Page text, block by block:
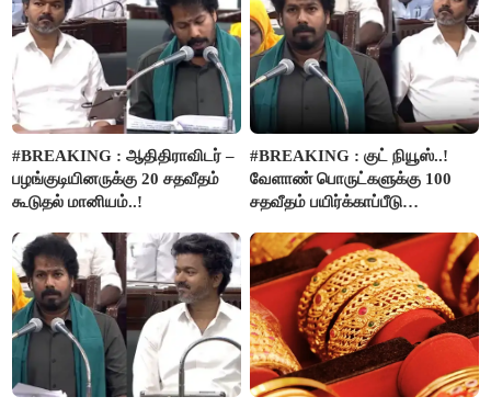
#BREAKING : ஆதிதிராவிடர் –
பழங்குடியினருக்கு 20 சதவீதம்
கூடுதல் மானியம்..!
#BREAKING : குட் நியூஸ்..!
வேளாண் பொருட்களுக்கு 100
சதவீதம் பயிர்க்காப்பீடு
வினோத்..!